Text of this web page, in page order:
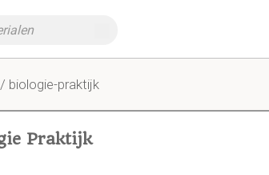
/ biologie-praktijk
Praktijk